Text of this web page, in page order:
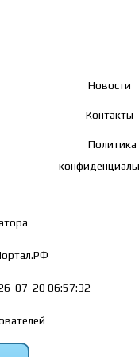
Новости
Контакты
Политика
07-20 06:57:32